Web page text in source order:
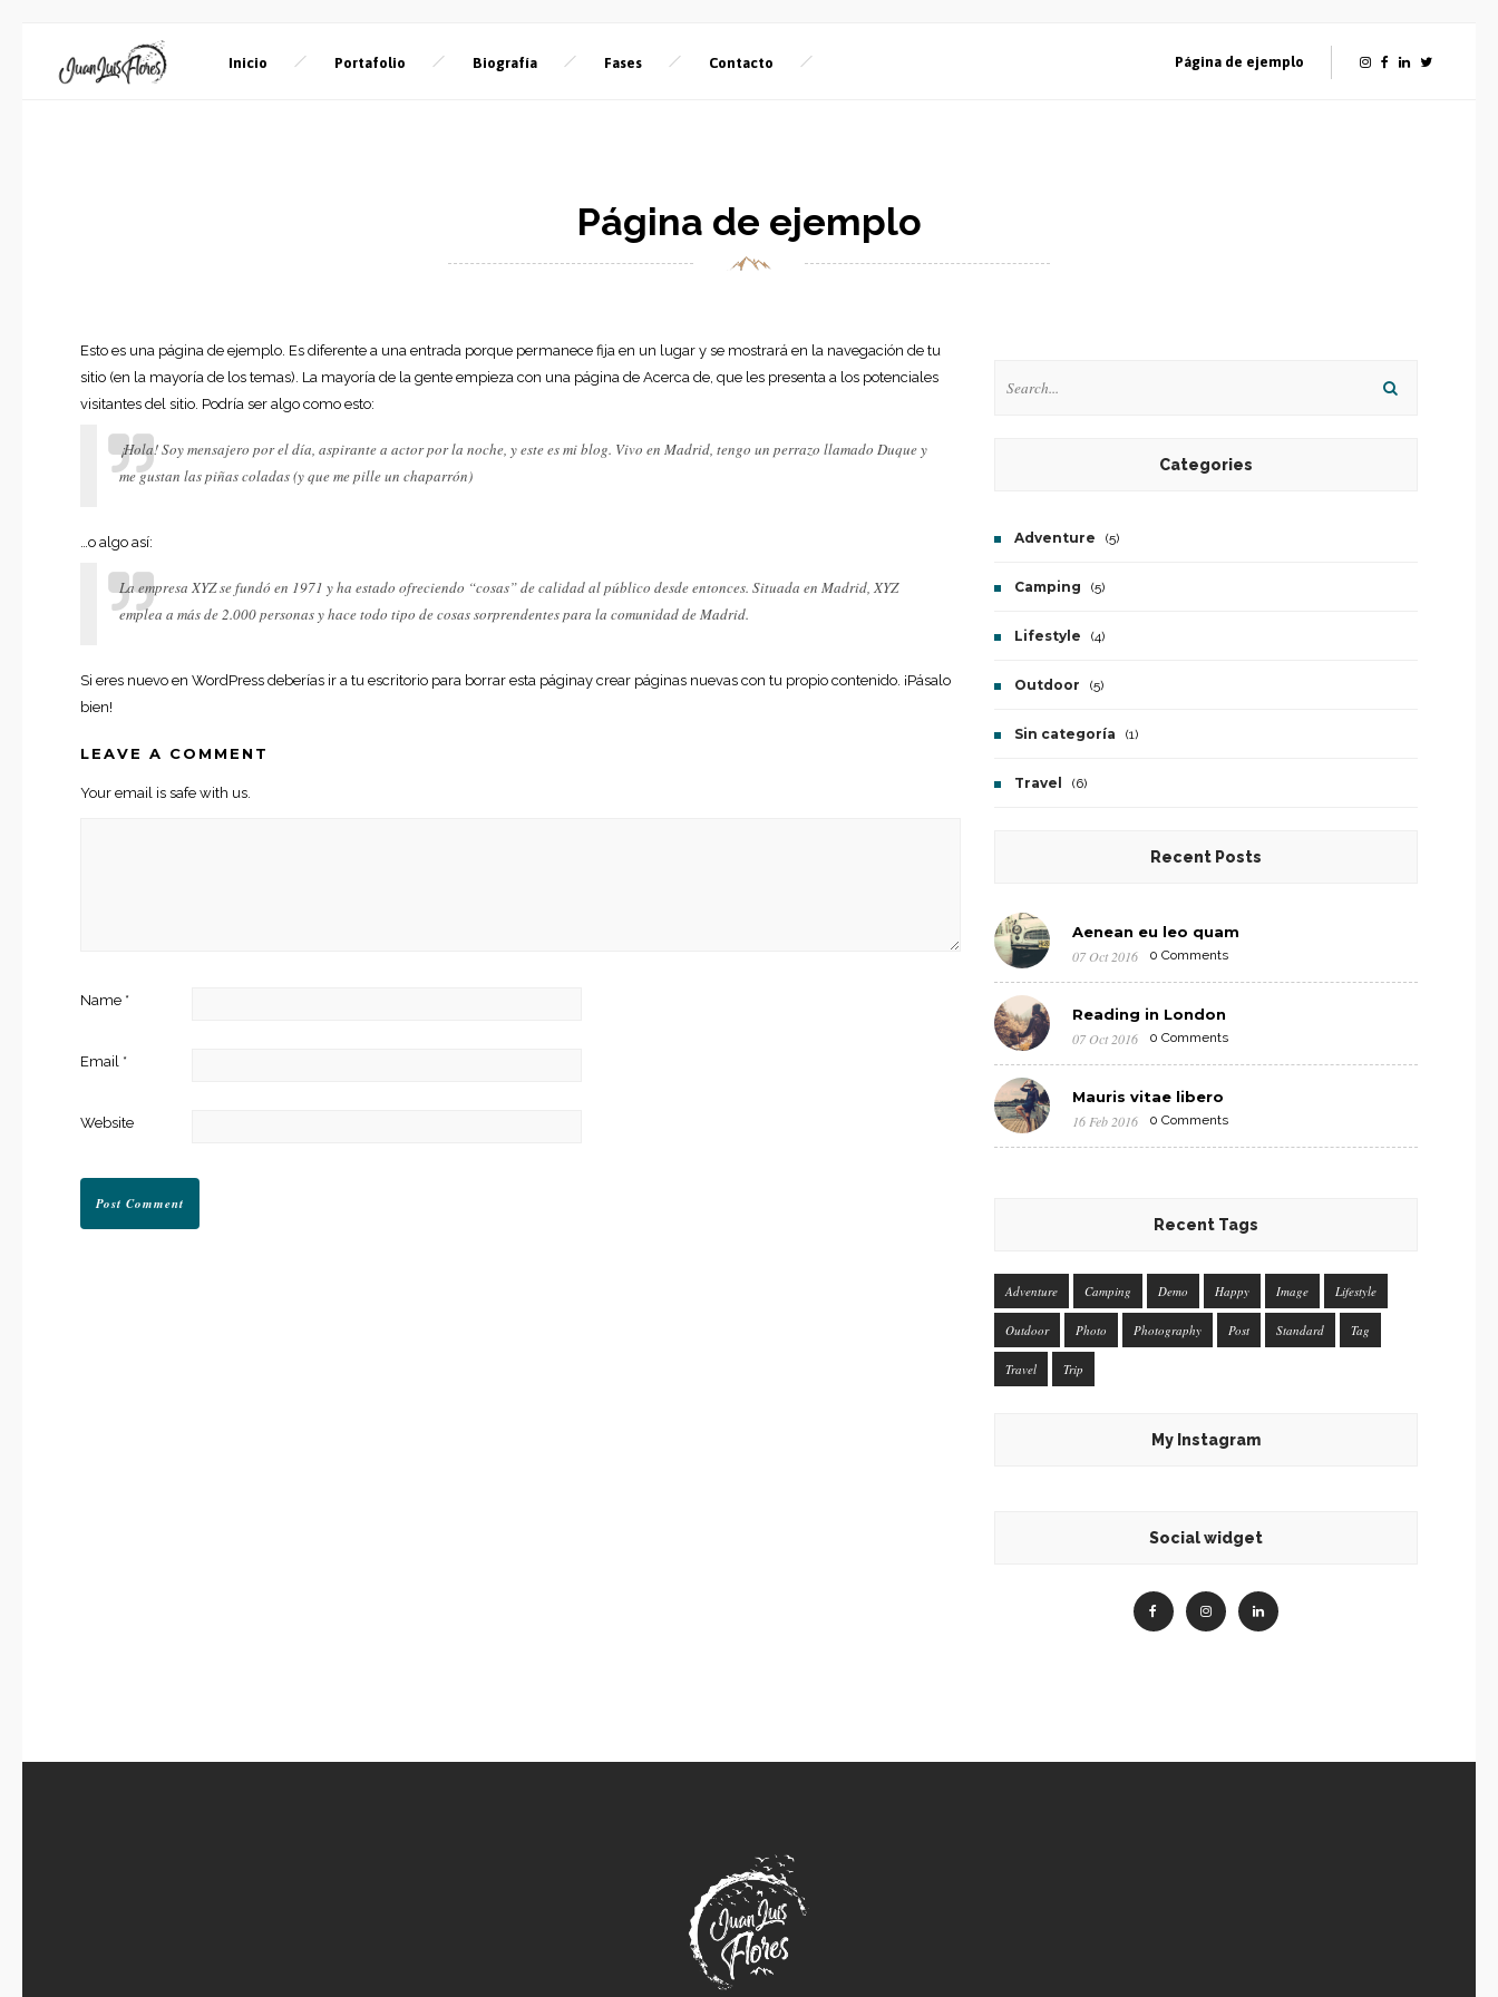
Inicio Portafolio Biografía Fases Contacto Página de ejemplo
Página de ejemplo
Esto es una página de ejemplo. Es diferente a una entrada porque permanece fija en un lugar y se mostrará en la navegación de tu
sitio (en la mayoría de los temas). La mayoría de la gente empieza con una página de Acerca de, que les presenta a los potenciales
visitantes del sitio. Podría ser algo como esto:
¡Hola! Soy mensajero por el día, aspirante a actor por la noche, y este es mi blog. Vivo en Madrid, tengo un perrazo llamado Duque y
me gustan las piñas coladas (y que me pille un chaparrón)
…o algo así:
La empresa XYZ se fundó en 1971 y ha estado ofreciendo “cosas” de calidad al público desde entonces. Situada en Madrid, XYZ
emplea a más de 2.000 personas y hace todo tipo de cosas sorprendentes para la comunidad de Madrid.
Si eres nuevo en WordPress deberías ir atu escritorio para borrar esta páginay crear páginas nuevas con tu propio contenido. ¡Pásalo
bien!
LEAVE A COMMENT
Your email is safe with us.
Name *
Email *
Website
Categories
Adventure (5)
Camping (5)
Lifestyle (4)
Outdoor (5)
Sin categoría (1)
Travel (6)
Recent Posts
Aenean eu leo quam
07 Oct 2016
0 Comments
Reading in London
07 Oct 2016
0 Comments
Mauris vitae libero
16 Feb 2016
0 Comments
Recent Tags
Adventure Camping Demo Happy Image Lifestyle
Outdoor Photo Photography Post Standard Tag
Travel Trip
My Instagram
Social widget